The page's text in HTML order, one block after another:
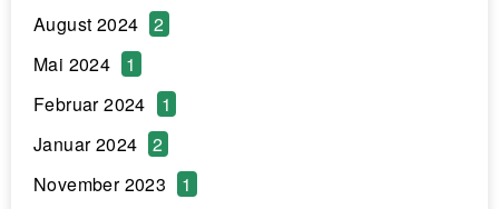
August 2024
2
Mai 2024
1
Februar 2024
1
Januar 2024
2
November 2023
1